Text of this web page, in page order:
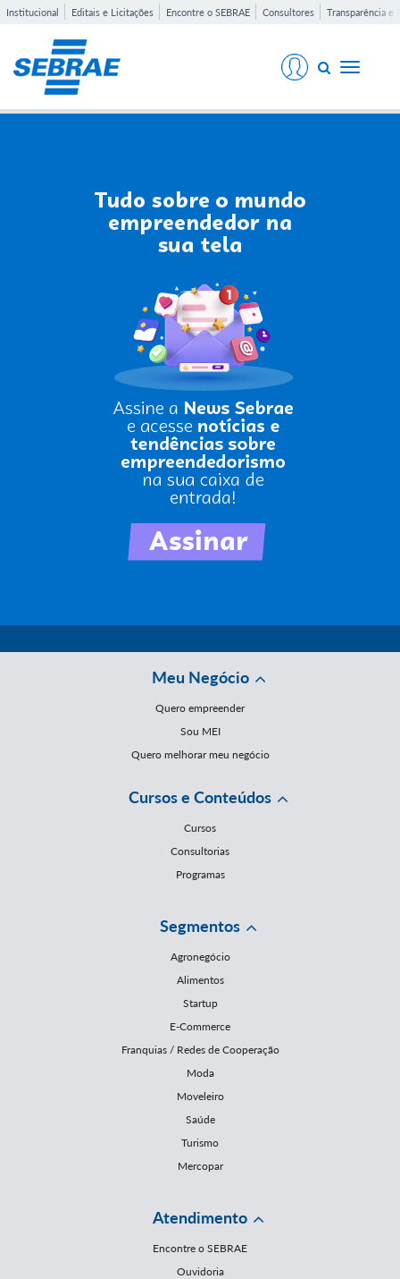
Institucional Editais e Licitações Encontre o SEBRAE Consultores Transparência e
Toggle
Meu Negócio
Quero empreender
Sou MEI
Quero melhorar meu negócio
Cursos e Conteúdos
Cursos
Consultorias
Programas
Segmentos
Agronegócio
Alimentos
Startup
E-Commerce
Franquias / Redes de Cooperação
Moda
Moveleiro
Saúde
Turismo
Mercopar
Atendimento
Encontre o SEBRAE
Ouvidoria